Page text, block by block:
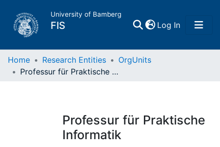
University of Bamberg
FIS Log In(current)
Home
Research Data
Projects
Home Research Entities
OrgUnits
Professur für Praktische Informatik
Professur für Praktische
Informatik